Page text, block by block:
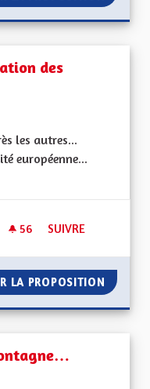
des
les autres...
européenne...
: Autres
56 56 ABONNÉS
SUIVRE
LA PROPOSITION